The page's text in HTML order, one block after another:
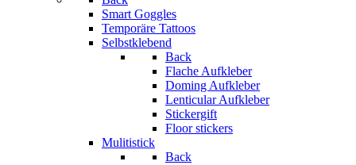
Smart Goggles
Temporäre Tattoos
Selbstklebend
Back
Flache Aufkleber
Doming Aufkleber
Lenticular Aufkleber
Stickergift
Floor stickers
Mulitistick
Back